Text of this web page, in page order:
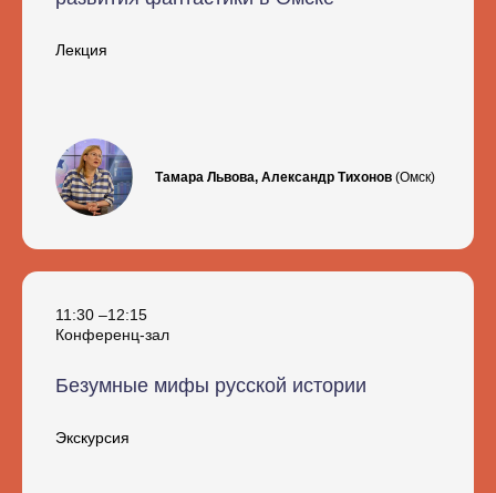
Лекция
Тамара Львова, Александр Тихонов (Омск)
11:30 –12:15
Конференц-зал
Безумные мифы русской истории
Экскурсия